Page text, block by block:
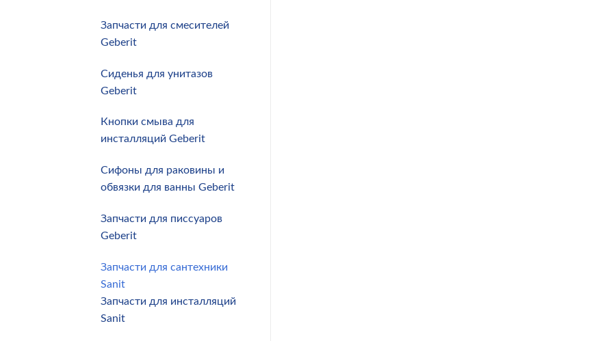
Запчасти для смесителей
Geberit
Сиденья для унитазов
Geberit
Кнопки смыва для
инсталляций Geberit
Сифоны для раковины и
обвязки для ванны Geberit
Запчасти для писсуаров
Geberit
Запчасти для сантехники
Sanit
Запчасти для инсталляций
Sanit